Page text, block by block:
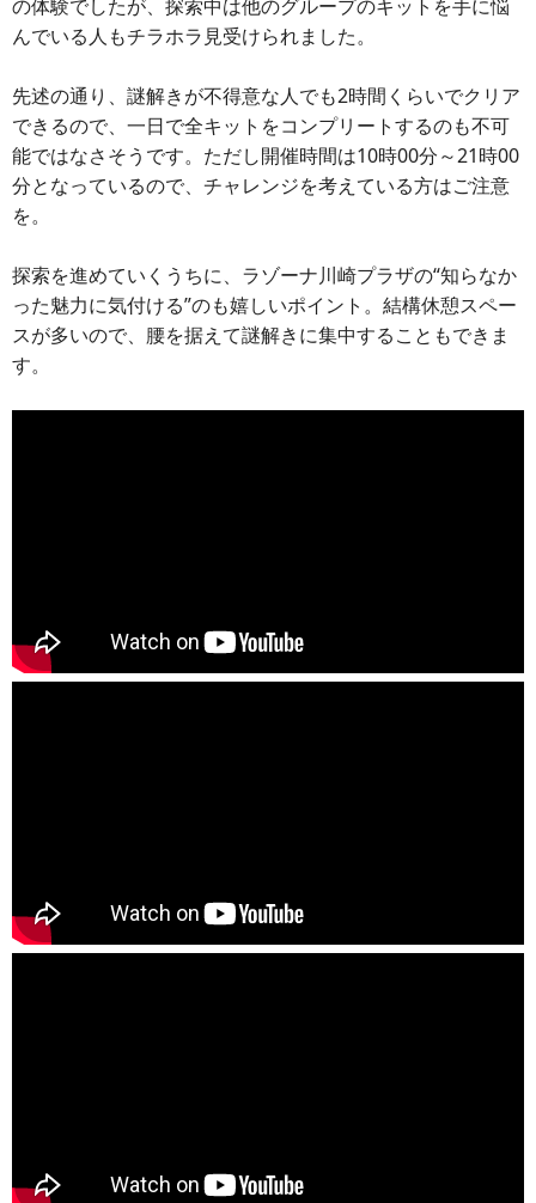
の体験でしたが、探索中は他のグループのキットを手に悩
んでいる人もチラホラ見受けられました。
先述の通り、謎解きが不得意な人でも2時間くらいでクリア
できるので、一日で全キットをコンプリートするのも不可
能ではなさそうです。ただし開催時間は10時00分～21時00
分となっているので、チャレンジを考えている方はご注意
を。
探索を進めていくうちに、ラゾーナ川崎プラザの“知らなか
った魅力に気付ける”のも嬉しいポイント。結構休憩スペー
スが多いので、腰を据えて謎解きに集中することもできま
す。